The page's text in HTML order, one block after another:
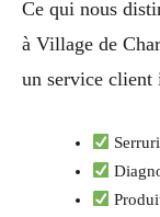
Ce qui nous
à Village de
un service client